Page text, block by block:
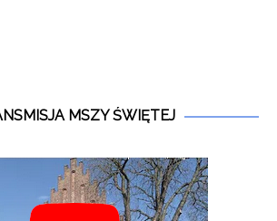
MSZY ŚWIĘTEJ